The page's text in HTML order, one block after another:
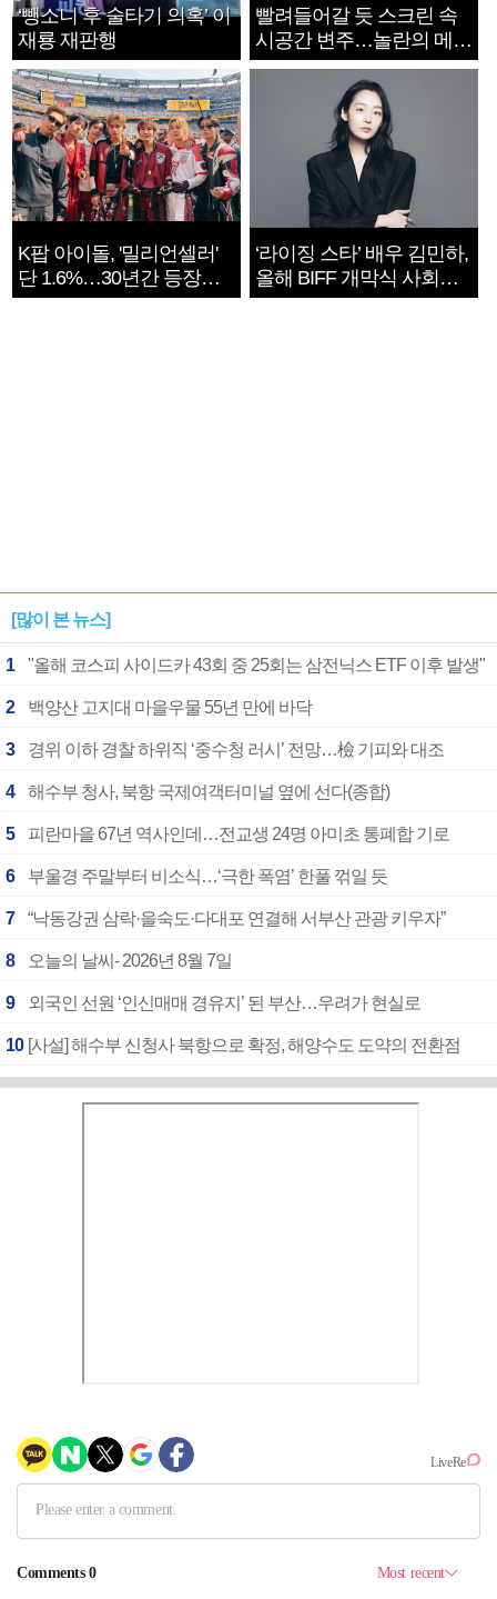
‘뺑소니 후 술타기 의혹’ 이
재룡 재판행
빨려들어갈 듯 스크린 속
시공간 변주…놀란의 메시
지는 ‘전쟁 속죄’
K팝 아이돌, '밀리언셀러'
단 1.6%…30년간 등장
1182개팀 전수조사
‘라이징 스타’ 배우 김민하,
올해 BIFF 개막식 사회자
확정
[많이 본 뉴스]
1 "올해 코스피 사이드카 43회 중 25회는 삼전닉스 ETF 이후 발생"
2 백양산 고지대 마을우물 55년 만에 바닥
3 경위 이하 경찰 하위직 ‘중수청 러시’ 전망…檢 기피와 대조
4 해수부 청사, 북항 국제여객터미널 옆에 선다(종합)
5 피란마을 67년 역사인데…전교생 24명 아미초 통폐합 기로
6 부울경 주말부터 비소식…‘극한 폭염’ 한풀 꺾일 듯
7 “낙동강권 삼락·을숙도·다대포 연결해 서부산 관광 키우자”
8 오늘의 날씨- 2026년 8월 7일
9 외국인 선원 ‘인신매매 경유지’ 된 부산…우려가 현실로
10 [사설] 해수부 신청사 북항으로 확정, 해양수도 도약의 전환점